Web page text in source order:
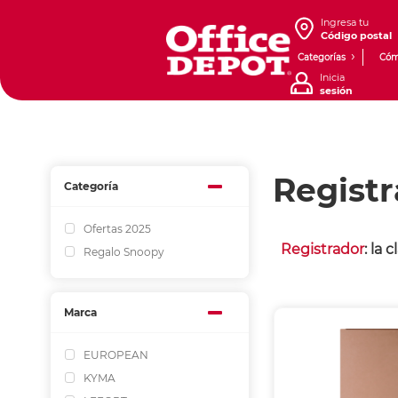
Ingresa tu
Código postal
Categorías
Inicia
sesión
Categoría
Ofertas 2025
Regalo Snoopy
Marca
EUROPEAN
KYMA
Registrador: la